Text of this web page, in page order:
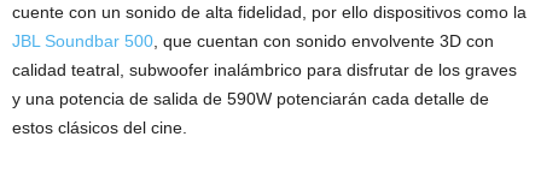
cuente con un sonido de alta fidelidad, por ello dispositivos como la
JBL Soundbar 500 , que cuentan con sonido envolvente 3D con
calidad teatral, subwoofer inalámbrico para disfrutar de los graves
y una potencia de salida de 590W potenciarán cada detalle de
estos clásicos del cine.